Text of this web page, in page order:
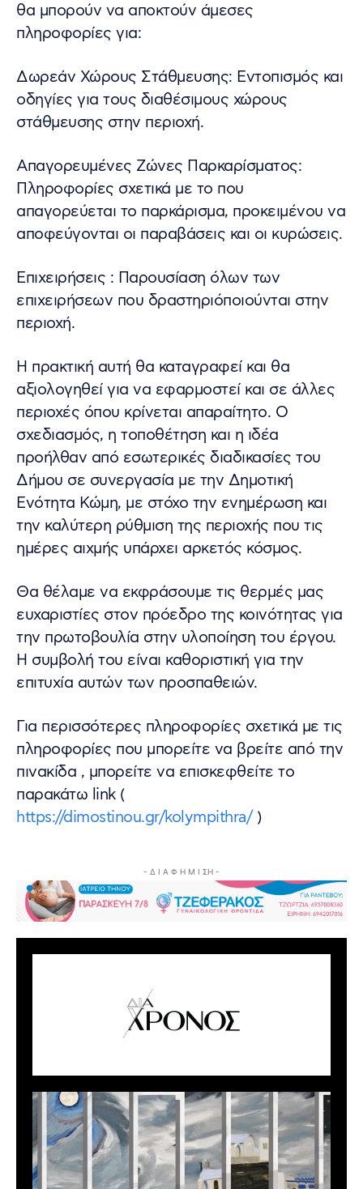
θα μπορούν να αποκτούν άμεσες
πληροφορίες για:
Δωρεάν Χώρους Στάθμευσης: Εντοπισμός και
οδηγίες για τους διαθέσιμους χώρους
στάθμευσης στην περιοχή.
Απαγορευμένες Ζώνες Παρκαρίσματος:
Πληροφορίες σχετικά με το που
απαγορεύεται το παρκάρισμα, προκειμένου να
αποφεύγονται οι παραβάσεις και οι κυρώσεις.
Επιχειρήσεις : Παρουσίαση όλων των
επιχειρήσεων που δραστηριόποιούνται στην
περιοχή.
Η πρακτική αυτή θα καταγραφεί και θα
αξιολογηθεί για να εφαρμοστεί και σε άλλες
περιοχές όπου κρίνεται απαραίτητο. Ο
σχεδιασμός, η τοποθέτηση και η ιδέα
προήλθαν από εσωτερικές διαδικασίες του
Δήμου σε συνεργασία με την Δημοτική
Ενότητα Κώμη, με στόχο την ενημέρωση και
την καλύτερη ρύθμιση της περιοχής που τις
ημέρες αιχμής υπάρχει αρκετός κόσμος.
Θα θέλαμε να εκφράσουμε τις θερμές μας
ευχαριστίες στον πρόεδρο της κοινότητας για
την πρωτοβουλία στην υλοποίηση του έργου.
Η συμβολή του είναι καθοριστική για την
επιτυχία αυτών των προσπαθειών.
Για περισσότερες πληροφορίες σχετικά με τις
πληροφορίες που μπορείτε να βρείτε από την
πινακίδα , μπορείτε να επισκεφθείτε το
παρακάτω link (
https://dimostinou.gr/kolympithra/)
- Δ Ι Α Φ Η Μ Ι ΣΗ -